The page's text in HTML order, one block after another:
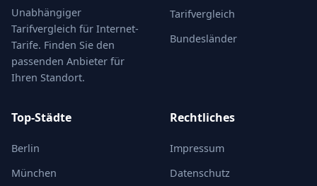
Unabhängiger
Tarifvergleich für Internet-
Tarife. Finden Sie den
passenden Anbieter für
Ihren Standort.
Tarifvergleich
Bundesländer
Top-Städte
Berlin
München
Rechtliches
Impressum
Datenschutz